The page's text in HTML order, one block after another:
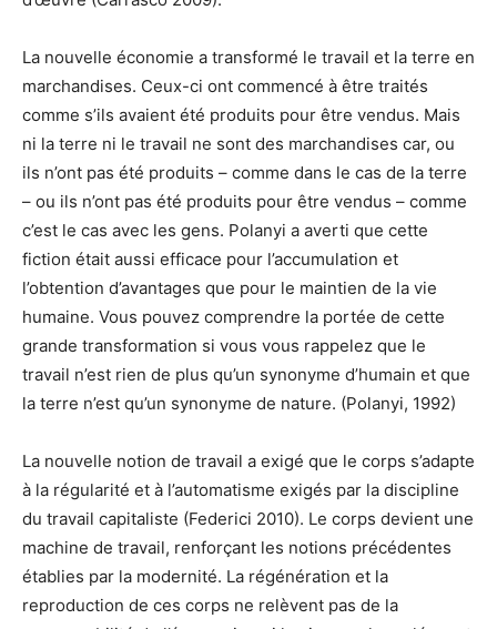
La nouvelle économie a transformé le travail et la terre en
marchandises. Ceux-ci ont commencé à être traités
comme s’ils avaient été produits pour être vendus. Mais
ni la terre ni le travail ne sont des marchandises car, ou
ils n’ont pas été produits – comme dans le cas de la terre
– ou ils n’ont pas été produits pour être vendus – comme
c’est le cas avec les gens. Polanyi a averti que cette
fiction était aussi efficace pour l’accumulation et
l’obtention d’avantages que pour le maintien de la vie
humaine. Vous pouvez comprendre la portée de cette
grande transformation si vous vous rappelez que le
travail n’est rien de plus qu’un synonyme d’humain et que
la terre n’est qu’un synonyme de nature. (Polanyi, 1992)
La nouvelle notion de travail a exigé que le corps s’adapte
à la régularité et à l’automatisme exigés par la discipline
du travail capitaliste (Federici 2010). Le corps devient une
machine de travail, renforçant les notions précédentes
établies par la modernité. La régénération et la
reproduction de ces corps ne relèvent pas de la